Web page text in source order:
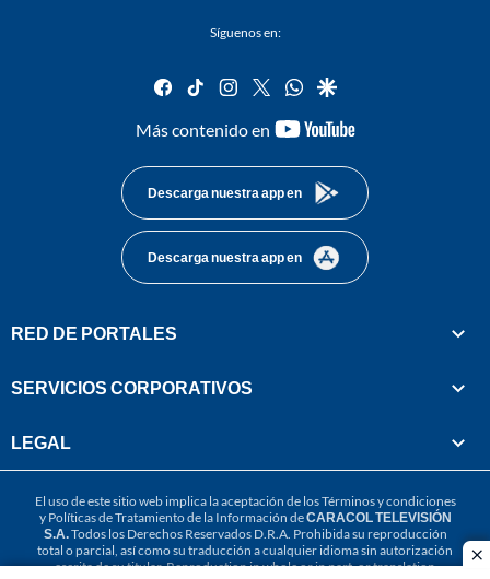
Síguenos en:
facebook
tiktok instagram
twitterwhatsapp
google
Más contenido en
youtube-
Descarga nuestra app en
Descarga nuestra app en
RED DE PORTALES
SERVICIOS CORPORATIVOS
LEGAL
El uso de este sitio web implica la aceptación de losTérminos y condiciones
y Políticas de Tratamiento de la Información deCARACOL TELEVISIÓN
S.A.Todos los Derechos Reservados D.R.A. Prohibida su reproducción
total o parcial, así como su traducción a cualquier idioma sin autorización
escrita de su titular. Reproduction in whole or in part, or translation